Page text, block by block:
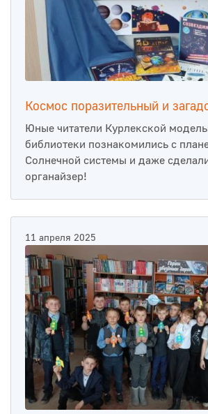
Космос поразительный и
Юные читатели Курлекской
библиотеки познакомились с
Солнечной системы и даже
органайзер!
11 апреля 2025